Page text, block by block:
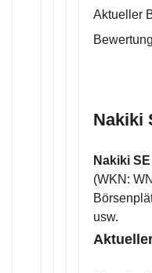
Aktueller
Nakiki
Nakiki SE
(WKN:
usw.